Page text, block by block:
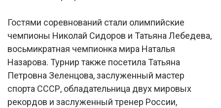
Гостями соревнований стали олимпийские
чемпионы Николай Сидоров и Татьяна Лебедева,
восьмикратная чемпионка мира Наталья
Назарова. Турнир также посетила Татьяна
Петровна Зеленцова, заслуженный мастер
спорта СССР, обладательница двух мировых
рекордов и заслуженный тренер России,